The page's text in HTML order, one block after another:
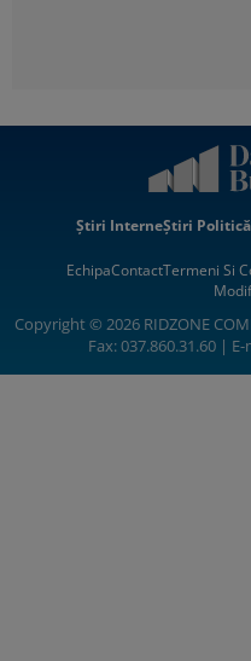
Știri InterneȘtiri Politică
EchipaContactTermeni Si
Copyright © 2026 RIDZONE
Fax: 037.860.31.60 | E-